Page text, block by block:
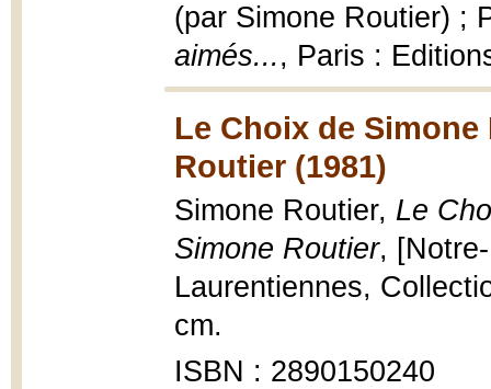
(par Simone Routier) ;
aimés... , Paris :
Le Choix de
Routier (1981)
Simone Routier, Le
Simone Routier,
Laurentiennes,
cm.
ISBN : 2890150240